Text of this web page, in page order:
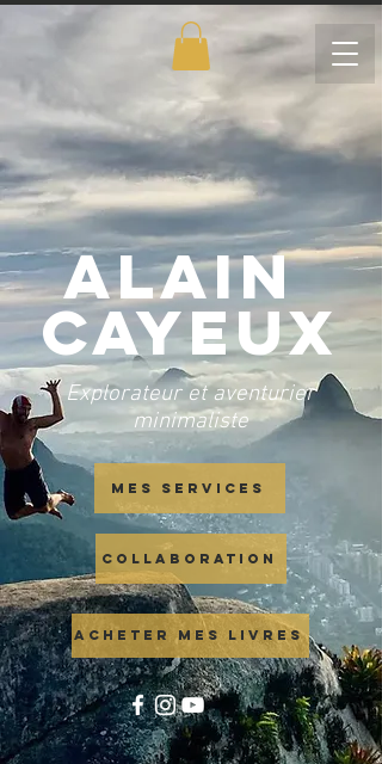
alain
cayeux
Explorateur et aventurier
minimaliste
MES SERVICES
COLLABORATION
ACHETER MES LIVRES